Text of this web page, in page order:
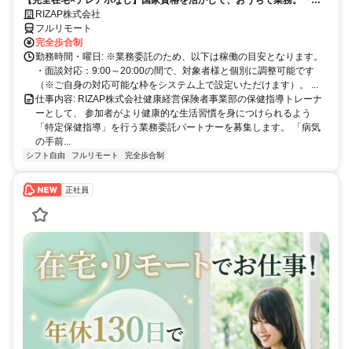
う一つの安心」を。主婦・Wワーカー活躍中！「平日の日中だけ」「夕
方以降の数時間だけ」など、生活リズムに合わせた時間調整が可能で
す。1件ごとの成果報酬型だから、頑張った分だけ手応えのある収入
に。充実のサポート体制で、安心の在宅ワークを始めませんか？
RIZAP株式会社
フルリモート
完全歩合制
勤務時間・曜日: ※業務委託のため、以下は稼働の目安となります。
・面談対応：9:00～20:00の間で、対象者様と個別に調整可能です
（※ご自身の対応可能な枠をシステム上で設定いただけます）。 ...
仕事内容: RIZAP株式会社健康経営保険者事業部の保健指導トレーナ
ーとして、 参加者がより健康的な生活習慣を身につけられるよう
「特定保健指導」を行う業務委託パートナーを募集します。 「病気
の手前...
シフト自由 フルリモート 完全歩合制
正社員